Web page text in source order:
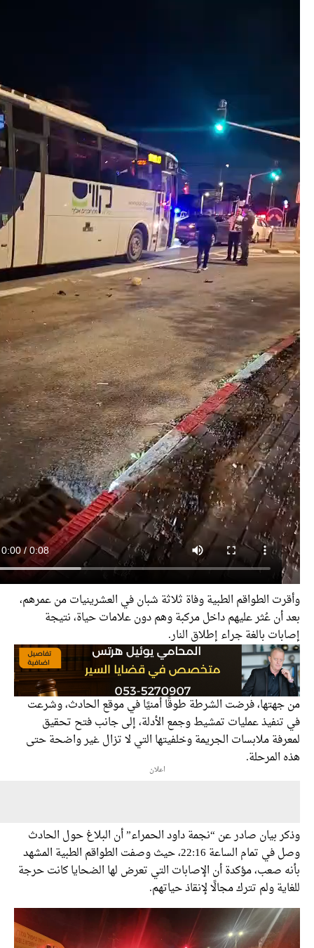
الطواقم الطبية وفاة ثلاثة شبان في العشرينيات من عمرهم،
عُثر عليهم داخل مركبة وهم دون علامات حياة، نتيجة
بالغة جراء إطلاق النار.
فرضت الشرطة طوقًا أمنيًا في موقع الحادث، وشرعت
عمليات تمشيط وجمع الأدلة، إلى جانب فتح تحقيق
ملابسات الجريمة وخلفيتها التي لا تزال غير واضحة حتى
بيان صادر عن “نجمة داود الحمراء” أن البلاغ حول الحادث
وصل في تمام الساعة 22:16، حيث وصفت الطواقم الطبية المشهد
صعب، مؤكدة أن الإصابات التي تعرض لها الضحايا كانت حرجة
ولم تترك مجالًا لإنقاذ حياتهم.